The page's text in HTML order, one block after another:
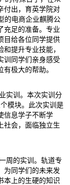
付出，育英学院对
的电商企业麒腾公
充足的准备。专业
目给各位同学提供
提升专业技能，
训同学们亲身感受
极大的帮助。
实训。本次实训分
模块。此次实训是
信息学子不断学
社会，面临独立生
周的实训。轨道专
为同学们的未来发
本上的生硬的知识